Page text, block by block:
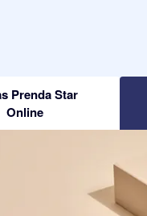
Prenda Star
Online